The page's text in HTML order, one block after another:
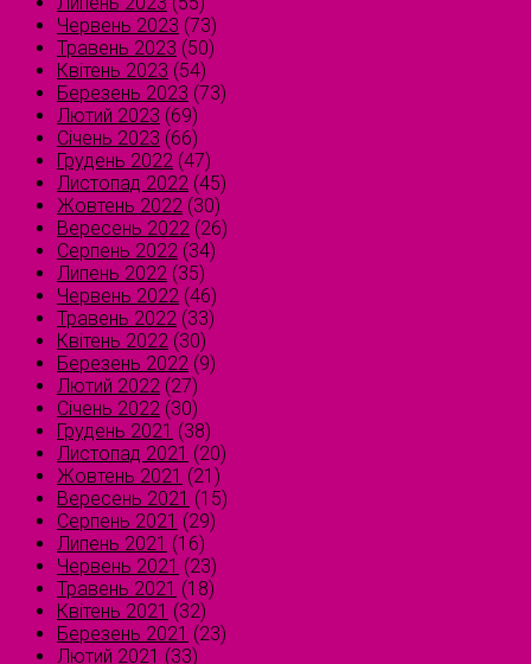
Червень 2023 (73)
Травень 2023 (50)
Квітень 2023 (54)
Березень 2023 (73)
Лютий 2023 (69)
Січень 2023 (66)
Грудень 2022 (47)
Листопад 2022 (45)
Жовтень 2022 (30)
Вересень 2022 (26)
Серпень 2022 (34)
Липень 2022 (35)
Червень 2022 (46)
Травень 2022 (33)
Квітень 2022 (30)
Березень 2022 (9)
Лютий 2022 (27)
Січень 2022 (30)
Грудень 2021 (38)
Листопад 2021 (20)
Жовтень 2021 (21)
Вересень 2021 (15)
Серпень 2021 (29)
Липень 2021 (16)
Червень 2021 (23)
Травень 2021 (18)
Квітень 2021 (32)
Березень 2021 (23)
Лютий 2021 (33)